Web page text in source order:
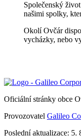
Společenský
našimi spolky,
Okolí Ovčár
vycházky, nebo
Oficiální stránky obce
Provozovatel Galileo
Poslední aktualizace: 5.